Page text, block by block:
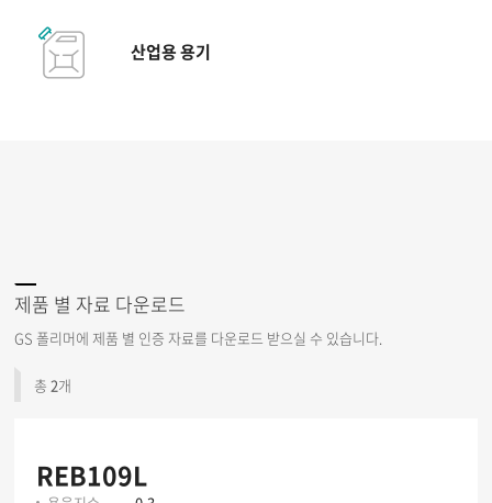
산업용 용기
제품 별 자료 다운로드
GS 폴리머에 제품 별 인증 자료를 다운로드 받으실 수 있습니다.
총2개
REB109L